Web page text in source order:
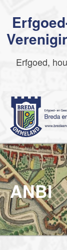
Erfgoed,
ANBI